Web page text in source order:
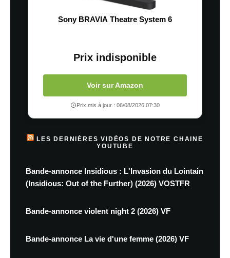
Sony BRAVIA Theatre System 6
Prix indisponible
Voir sur Amazon
Prix mis à jour : 06/08/2026 07:30
LES DERNIÈRES VIDÉOS DE NOTRE CHAINE
YOUTUBE
Bande-annonce Insidious : L'Invasion du Lointain
(Insidious: Out of the Further) (2026) VOSTFR
Bande-annonce violent night 2 (2026) VF
Bande-annonce La vie d'une femme (2026) VF